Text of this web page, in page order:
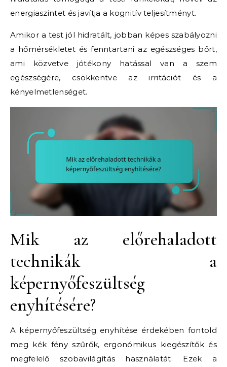
energiaszintet és javítja a kognitív teljesítményt.
Amikor a test jól hidratált, jobban képes szabályozni
a hőmérsékletet és fenntartani az egészséges bőrt,
ami közvetve jótékony hatással van a szem
egészségére, csökkentve az irritációt és a
kényelmetlenséget.
Mik az előrehaladott
technikák a
képernyőfeszültség
enyhítésére?
A képernyőfeszültség enyhítése érdekében fontold
meg kék fény szűrők, ergonómikus kiegészítők és
megfelelő szobavilágítás használatát. Ezek a